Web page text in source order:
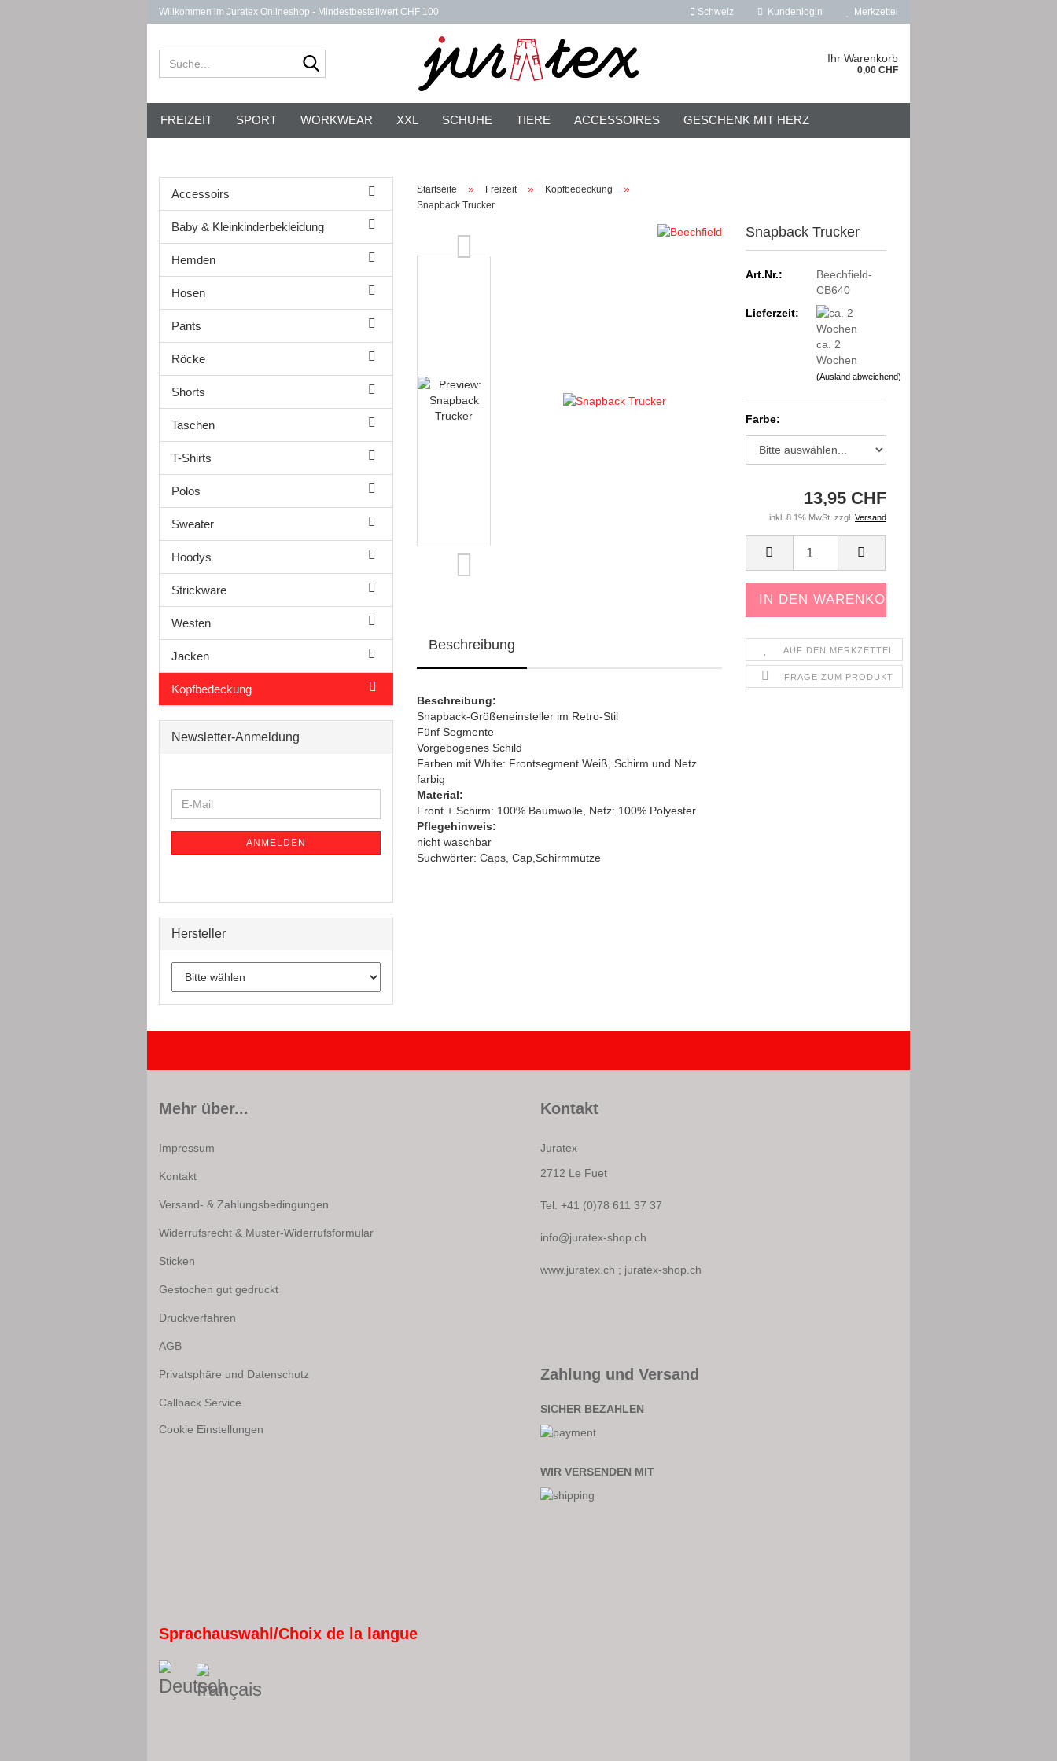
Willkommen im Juratex Onlineshop - Mindestbestellwert CHF 100 Schweiz Kundenlogin Merkzettel
Ihr Warenkorb
0,00 CHF
FREIZEIT SPORT WORKWEAR XXL SCHUHE TIERE ACCESSOIRES GESCHENK MIT HERZ
Startseite » Freizeit » Kopfbedeckung »
Snapback Trucker
Snapback Trucker
Art.Nr.:
Beechfield-
CB640
Lieferzeit:
ca. 2
Wochen
(Ausland abweichend)
Farbe:
13,95 CHF
inkl. 8.1% MwSt. zzgl. Versand
AUF DEN MERKZETTEL
FRAGE ZUM PRODUKT
Beschreibung
Beschreibung:
Snapback-Größeneinsteller im Retro-Stil
Fünf Segmente
Vorgebogenes Schild
Farben mit White: Frontsegment Weiß, Schirm und Netz
farbig
Material:
Front + Schirm: 100% Baumwolle, Netz: 100% Polyester
Pflegehinweis:
nicht waschbar
Suchwörter: Caps, Cap,Schirmmütze
Accessoirs
Baby & Kleinkinderbekleidung
Hemden
Hosen
Pants
Röcke
Shorts
Taschen
T-Shirts
Polos
Sweater
Hoodys
Strickware
Westen
Jacken
Kopfbedeckung
Newsletter-Anmeldung
ZUR
E-
Mail
ANMELDEN
Hersteller
Mehr über...
Impressum
Kontakt
Versand- & Zahlungsbedingungen
Widerrufsrecht & Muster-Widerrufsformular
Sticken
Gestochen gut gedruckt
Druckverfahren
AGB
Privatsphäre und Datenschutz
Callback Service
Cookie Einstellungen
Kontakt
Juratex
2712 Le Fuet
Tel. +41 (0)78 611 37 37
info@juratex-shop.ch
www.juratex.ch ; juratex-shop.ch
Zahlung und Versand
SICHER BEZAHLEN
WIR VERSENDEN MIT
Sprachauswahl/Choix de la langue